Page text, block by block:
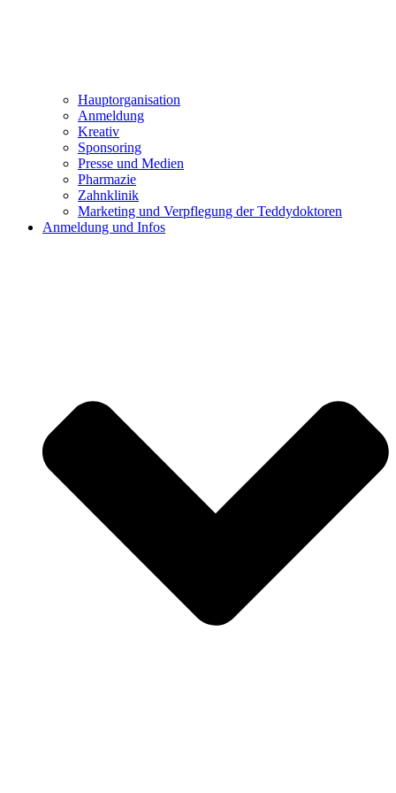
Hauptorganisation
Anmeldung
Kreativ
Sponsoring
Presse und Medien
Pharmazie
Zahnklinik
Marketing und Verpflegung der Teddydoktoren
Anmeldung und Infos